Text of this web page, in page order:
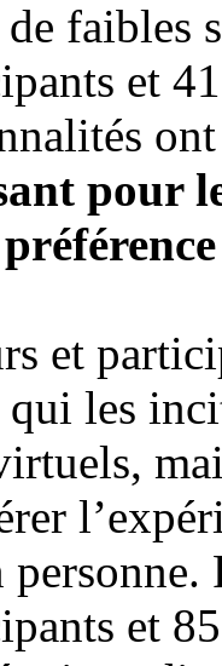
faibles
et
pour
et
qui les
et